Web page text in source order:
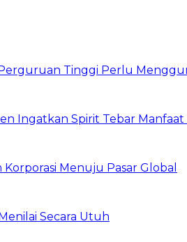
Tinggi Perlu
Ingatkan Spirit Tebar Manfaat
Menuju Pasar Global
Secara Utuh